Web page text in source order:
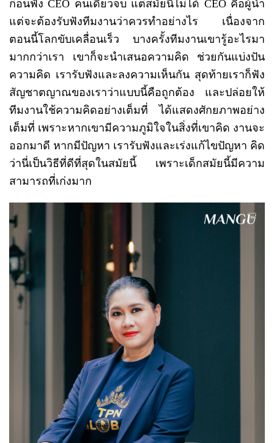
ก่อนฟัง CEO คนเดียวจบ แต่สมัยนี้ไม่ได้ CEO คือผู้นำ
แต่จะต้องรับฟังทีมงานว่าควรทำอย่างไร เนื่องจาก
ตอนนี้โลกขับเคลื่อนเร็ว บางครั้งทีมงานเขารู้อะไรมา
มากกว่าเรา เขาก็จะนำเสนอความคิด ช่วยกันแบ่งปัน
ความคิด เรารับฟังและลงความเห็นกัน สุดท้ายเราก็ฟัง
สัญชาตญาณของเราว่าแบบนี้คือถูกต้อง และปล่อยให้
ทีมงานใช้ความคิดอย่างเต็มที่ ได้แสดงศักยภาพอย่าง
เต็มที่ เพราะหากเขามีความภูมิใจในสิ่งที่เขาคิด งานจะ
ออกมาดี หากมีปัญหา เรารับฟังและเร่งแก้ไขปัญหา คิด
ว่านี่เป็นวิธีที่ดีที่สุดในสมัยนี้ เพราะเด็กสมัยนี้มีความ
สามารถที่เก่งมาก